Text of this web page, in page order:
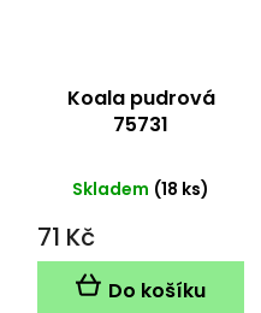
Koala pudrová
75731
Skladem (18 ks)
71 Kč
Do košíku